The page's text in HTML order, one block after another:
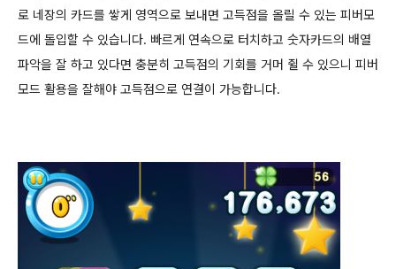
로 네장의 카드를 쌓게 영역으로 보내면 고득점을 올릴 수 있는 피버모
드에 돌입할 수 있습니다. 빠르게 연속으로 터치하고 숫자카드의 배열
파악을 잘 하고 있다면 충분히 고득점의 기회를 거머 쥘 수 있으니 피버
모드 활용을 잘해야 고득점으로 연결이 가능합니다.